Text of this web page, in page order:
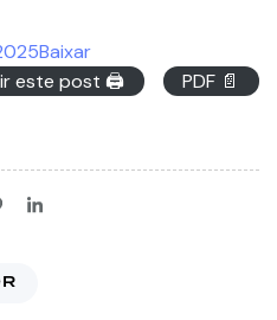
Baixar
este post 🖨
PDF 📄